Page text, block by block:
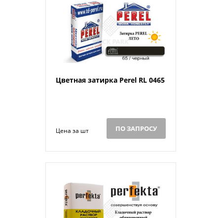
Цветная затирка Perel RL 0465
Цена за шт ПО ЗАПРОСУ